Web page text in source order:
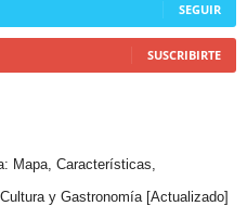
SEGUIR
SUSCRIBIRTE
Mapa, Características,
y Gastronomía [Actualizado]